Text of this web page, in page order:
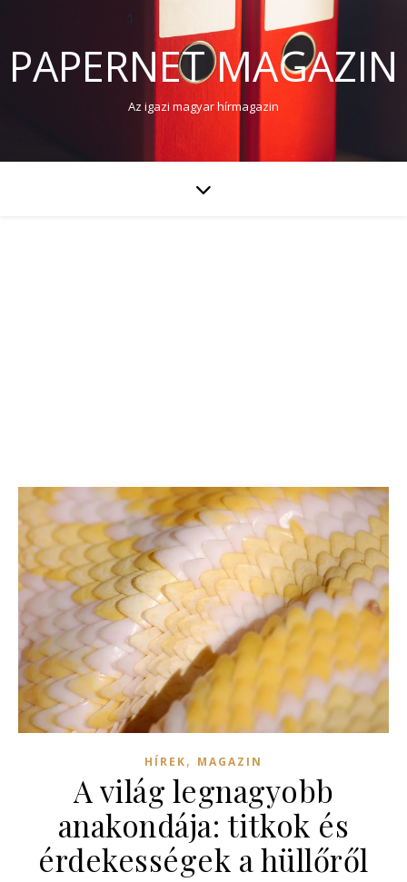
PAPERNET MAGAZIN
Az igazi magyar hírmagazin
HÍREK, MAGAZIN
A világ legnagyobb
anakondája: titkok és
érdekességek a hüllőről